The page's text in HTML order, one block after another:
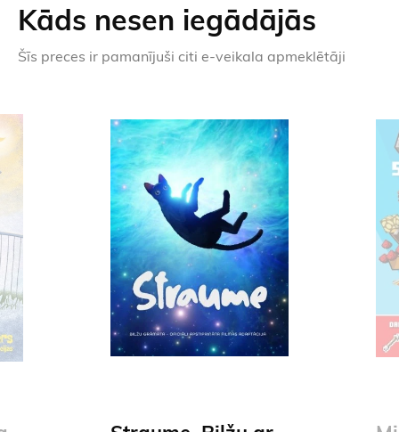
Kāds nesen iegādājās
Šīs preces ir pamanījuši citi e-veikala apmeklētāji